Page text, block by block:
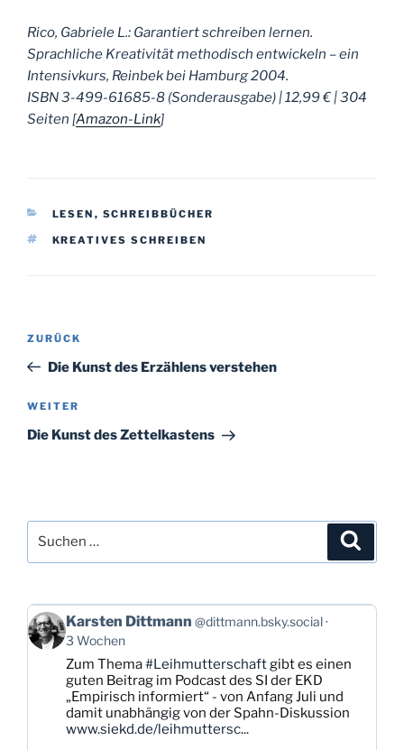
Rico, Gabriele L.: Garantiert schreiben lernen.
Sprachliche Kreativität methodisch entwickeln – ein
Intensivkurs, Reinbek bei Hamburg 2004.
ISBN 3-499-61685-8 (Sonderausgabe) | 12,99 € | 304
Seiten [Amazon-Link]
KATEGORIEN
LESEN , SCHREIBBÜCHER
SCHLAGWÖRTER
KREATIVES SCHREIBEN
Beitragsnavigation
Vorheriger
Beitrag
ZURÜCK
Die Kunst des Erzählens verstehen
Nächster
Beitrag
WEITER
Die Kunst des Zettelkastens
nach:
Beitrag
von
Karsten
Dittmann
Bluesky
ansehen
Karsten Dittmann @dittmann.bsky.social
3 Wochen
Zum Thema#Leihmutterschaftgibt es einen
guten Beitrag im Podcast des SI der EKD
„Empirisch informiert“ - von Anfang Juli und
damit unabhängig von der Spahn-Diskussion
www.siekd.de/leihmuttersc...